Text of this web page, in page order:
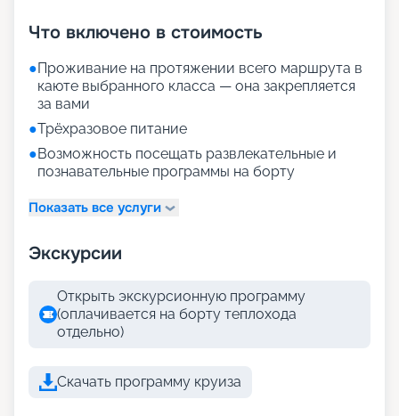
Что включено в стоимость
●Проживание на протяжении всего маршрута в
каюте выбранного класса — она закрепляется
за вами
●Трёхразовое питание
●Возможность посещать развлекательные и
познавательные программы на борту
Показать все услуги
Экскурсии
Открыть экскурсионную программу
(оплачивается на борту теплохода
отдельно)
Скачать программу круиза